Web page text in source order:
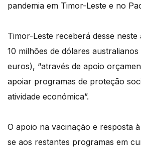
pandemia em Timor-Leste e no
Timor-Leste receberá desse
10 milhões de dólares
euros), “através de apoio
apoiar programas de proteção
atividade económica”.
O apoio na vacinação e resposta
se aos restantes programas em